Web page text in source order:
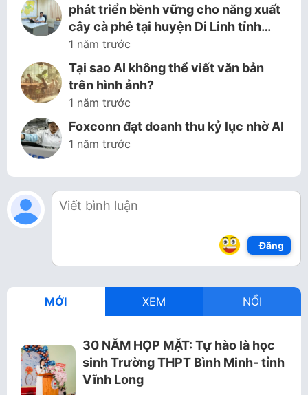
phát triển bềnh vững cho năng xuất
cây cà phê tại huyện Di Linh tỉnh…
1 năm trước
Tại sao AI không thể viết văn bản
trên hình ảnh?
1 năm trước
Foxconn đạt doanh thu kỷ lục nhờ AI
1 năm trước
Đăng
MỚI XEM NỔI
30 NĂM HỌP MẶT: Tự hào là học
sinh Trường THPT Bình Minh- tỉnh
Vĩnh Long